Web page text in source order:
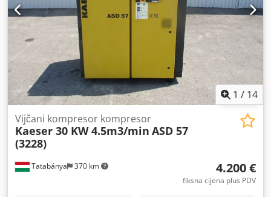
1 / 14
Tatabánya 370 km
Vijčani kompresor kompresor
Kaeser 30 KW 4.5m3/min ASD 57
(3228)
4.200 €
fiksna cijena plus PDV